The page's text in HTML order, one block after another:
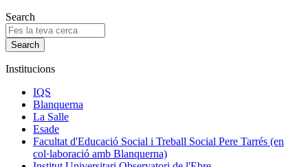
Search
Institucions
IQS
Blanquerna
La Salle
Esade
Facultat d'Educació Social i Treball Social Pere Tarrés (en
col·laboració amb Blanquerna)